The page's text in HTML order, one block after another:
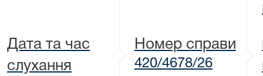
Дата та час
слухання
Номер справи
420/4678/26